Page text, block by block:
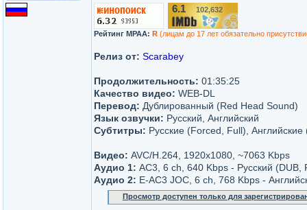
6.1 102,632
Рейтинг MPAA: R (лицам до 17 лет обязательно
Релиз от: Scarabey
Продолжительность: 01:35:25
Качество видео: WEB-DL
Перевод: Дублированный (Red Head Sound)
Язык озвучки: Русский, Английский
Субтитры: Русские (Forced, Full), Английские
Видео: AVC/H.264, 1920x1080, ~7063 Kbps
Аудио 1: AC3, 6 ch, 640 Kbps - Русский (DUB,
Аудио 2: E-AC3 JOC, 6 ch, 768 Kbps -
Просмотр доступен только для